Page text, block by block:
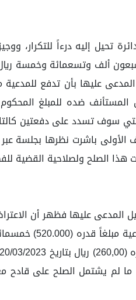
تحيل إليه درءاً للتكرار،
إلزام المدعى عليها بمبلغ قدره (670,905)
هذا الصلح ولصلاحية القضية
المدعى عليها فظهر أن
حيث قد اصطلحا
يشتمل الصلح على قادح